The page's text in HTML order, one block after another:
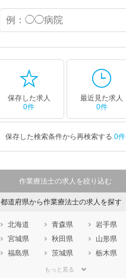
保存した求人
0件
最近見た求人
0件
保存した検索条件から再検索する 0件
作業療法士の求人を絞り込む
都道府県から作業療法士の求人を探す
北海道 青森県
岩手県
宮城県
秋田県
山形県
福島県
茨城県
栃木県
埼玉県
もっと見る